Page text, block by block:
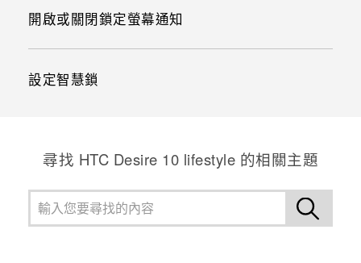
開啟或關閉鎖定螢幕通知
設定智慧鎖
尋找 HTC Desire 10 lifestyle 的相關主題